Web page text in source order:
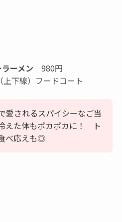
ーメン 980円
下線）フードコート
愛されるスパイシーなご当
えた体もポカポカに！ ト
べ応えも◎